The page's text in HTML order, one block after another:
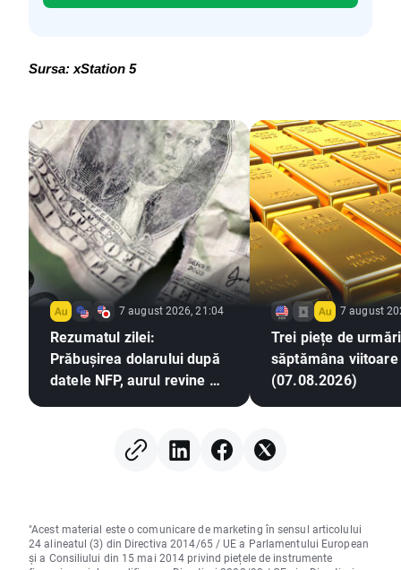
Sursa: xStation 5
7 august 2026, 21:04
Rezumatul zilei:
Prăbușirea dolarului după
datele NFP, aurul revine pe
7 august
Trei piețe de
săptămâna viitoare
(07.08.2026)
"Acest material este o comunicare de marketing în sensul articolului
24 alineatul (3) din Directiva 2014/65 / UE a Parlamentului European
și a Consiliului din 15 mai 2014 privind piețele de instrumente